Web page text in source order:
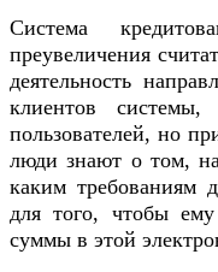
Система
преувеличения
деятельность
клиентов
пользователей, но
люди знают о том,
каким требованиям
для того, чтобы
суммы в этой